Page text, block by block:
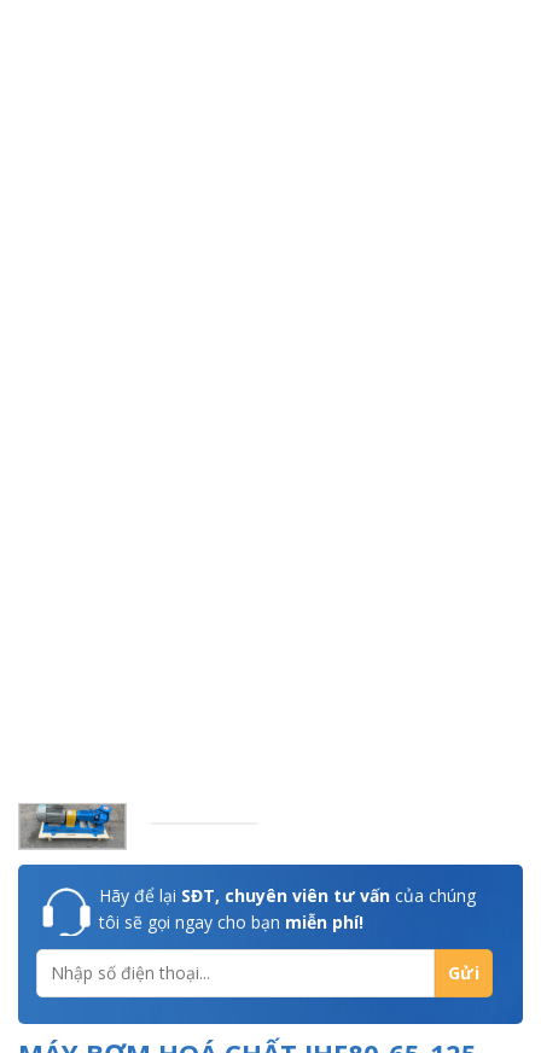
Hãy để lại SĐT, chuyên viên tư vấn của chúng
tôi sẽ gọi ngay cho bạn miễn phí!